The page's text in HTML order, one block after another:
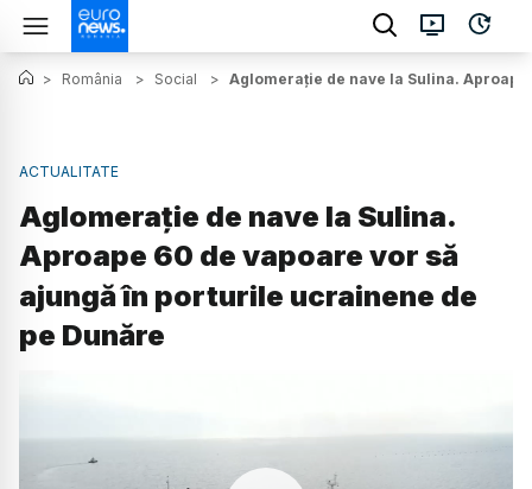
> România > Social > Aglomerație de nave la Sulina.
ACTUALITATE
Aglomerație de nave la Sulina.
Aproape 60 de vapoare vor să
ajungă în porturile ucrainene de
pe Dunăre